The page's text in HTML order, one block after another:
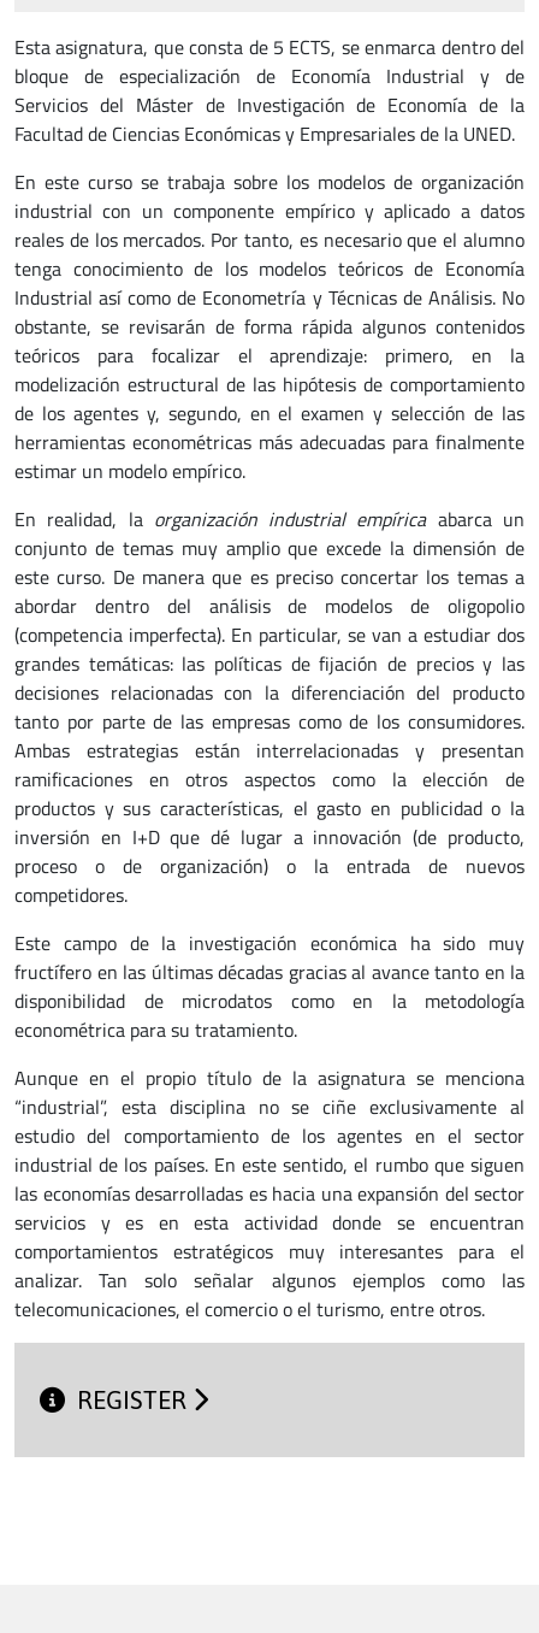
Esta asignatura, que consta de 5 ECTS, se enmarca dentro del
bloque de especialización de Economía Industrial y de
Servicios del Máster de Investigación de Economía de la
Facultad de Ciencias Económicas y Empresariales de la UNED.
En este curso se trabaja sobre los modelos de organización
industrial con un componente empírico y aplicado a datos
reales de los mercados. Por tanto, es necesario que el alumno
tenga conocimiento de los modelos teóricos de Economía
Industrial así como de Econometría y Técnicas de Análisis. No
obstante, se revisarán de forma rápida algunos contenidos
teóricos para focalizar el aprendizaje: primero, en la
modelización estructural de las hipótesis de comportamiento
de los agentes y, segundo, en el examen y selección de las
herramientas econométricas más adecuadas para finalmente
estimar un modelo empírico.
En realidad, laorganización industrial empíricaabarca un
conjunto de temas muy amplio que excede la dimensión de
este curso. De manera que es preciso concertar los temas a
abordar dentro del análisis de modelos de oligopolio
(competencia imperfecta). En particular, se van a estudiar dos
grandes temáticas: las políticas de fijación de precios y las
decisiones relacionadas con la diferenciación del producto
tanto por parte de las empresas como de los consumidores.
Ambas estrategias están interrelacionadas y presentan
ramificaciones en otros aspectos como la elección de
productos y sus características, el gasto en publicidad o la
inversión en I+D que dé lugar a innovación (de producto,
proceso o de organización) o la entrada de nuevos
competidores.
Este campo de la investigación económica ha sido muy
fructífero en las últimas décadas gracias al avance tanto en la
disponibilidad de microdatos como en la metodología
econométrica para su tratamiento.
Aunque en el propio título de la asignatura se menciona
“industrial”, esta disciplina no se ciñe exclusivamente al
estudio del comportamiento de los agentes en el sector
industrial de los países. En este sentido, el rumbo que siguen
las economías desarrolladas es hacia una expansión del sector
servicios y es en esta actividad donde se encuentran
comportamientos estratégicos muy interesantes para el
analizar. Tan solo señalar algunos ejemplos como las
telecomunicaciones, el comercio o el turismo, entre otros.
REGISTER